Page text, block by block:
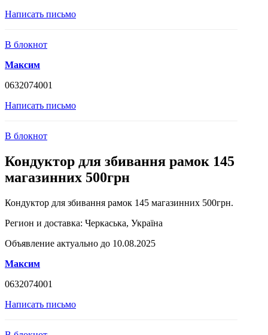
Написать письмо
В блокнот
Максим
0632074001
Написать письмо
В блокнот
Кондуктор для збивання рамок 145
магазинних 500грн
Кондуктор для збивання рамок 145 магазинних 500грн.
Регион и доставка: Черкаська, Україна
Объявление актуально до 10.08.2025
Максим
0632074001
Написать письмо